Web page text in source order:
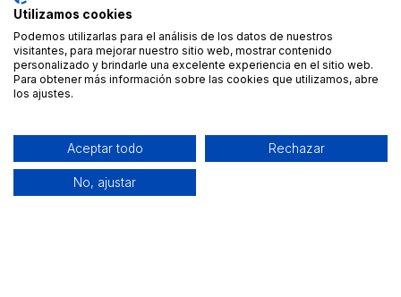
Utilizamos cookies
Podemos utilizarlas para el análisis de los datos de nuestros
visitantes, para mejorar nuestro sitio web, mostrar contenido
personalizado y brindarle una excelente experiencia en el sitio web.
Para obtener más información sobre las cookies que utilizamos, abre
los ajustes.
Aceptar todo Rechazar
No, ajustar